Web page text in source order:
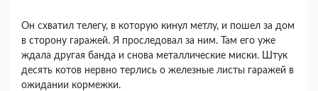
Он схватил телегу, в которую кинул метлу, и пошел за дом
в сторону гаражей. Я проследовал за ним. Там его уже
ждала другая банда и снова металлические миски. Штук
десять котов нервно терлись о железные листы гаражей в
ожидании кормежки.